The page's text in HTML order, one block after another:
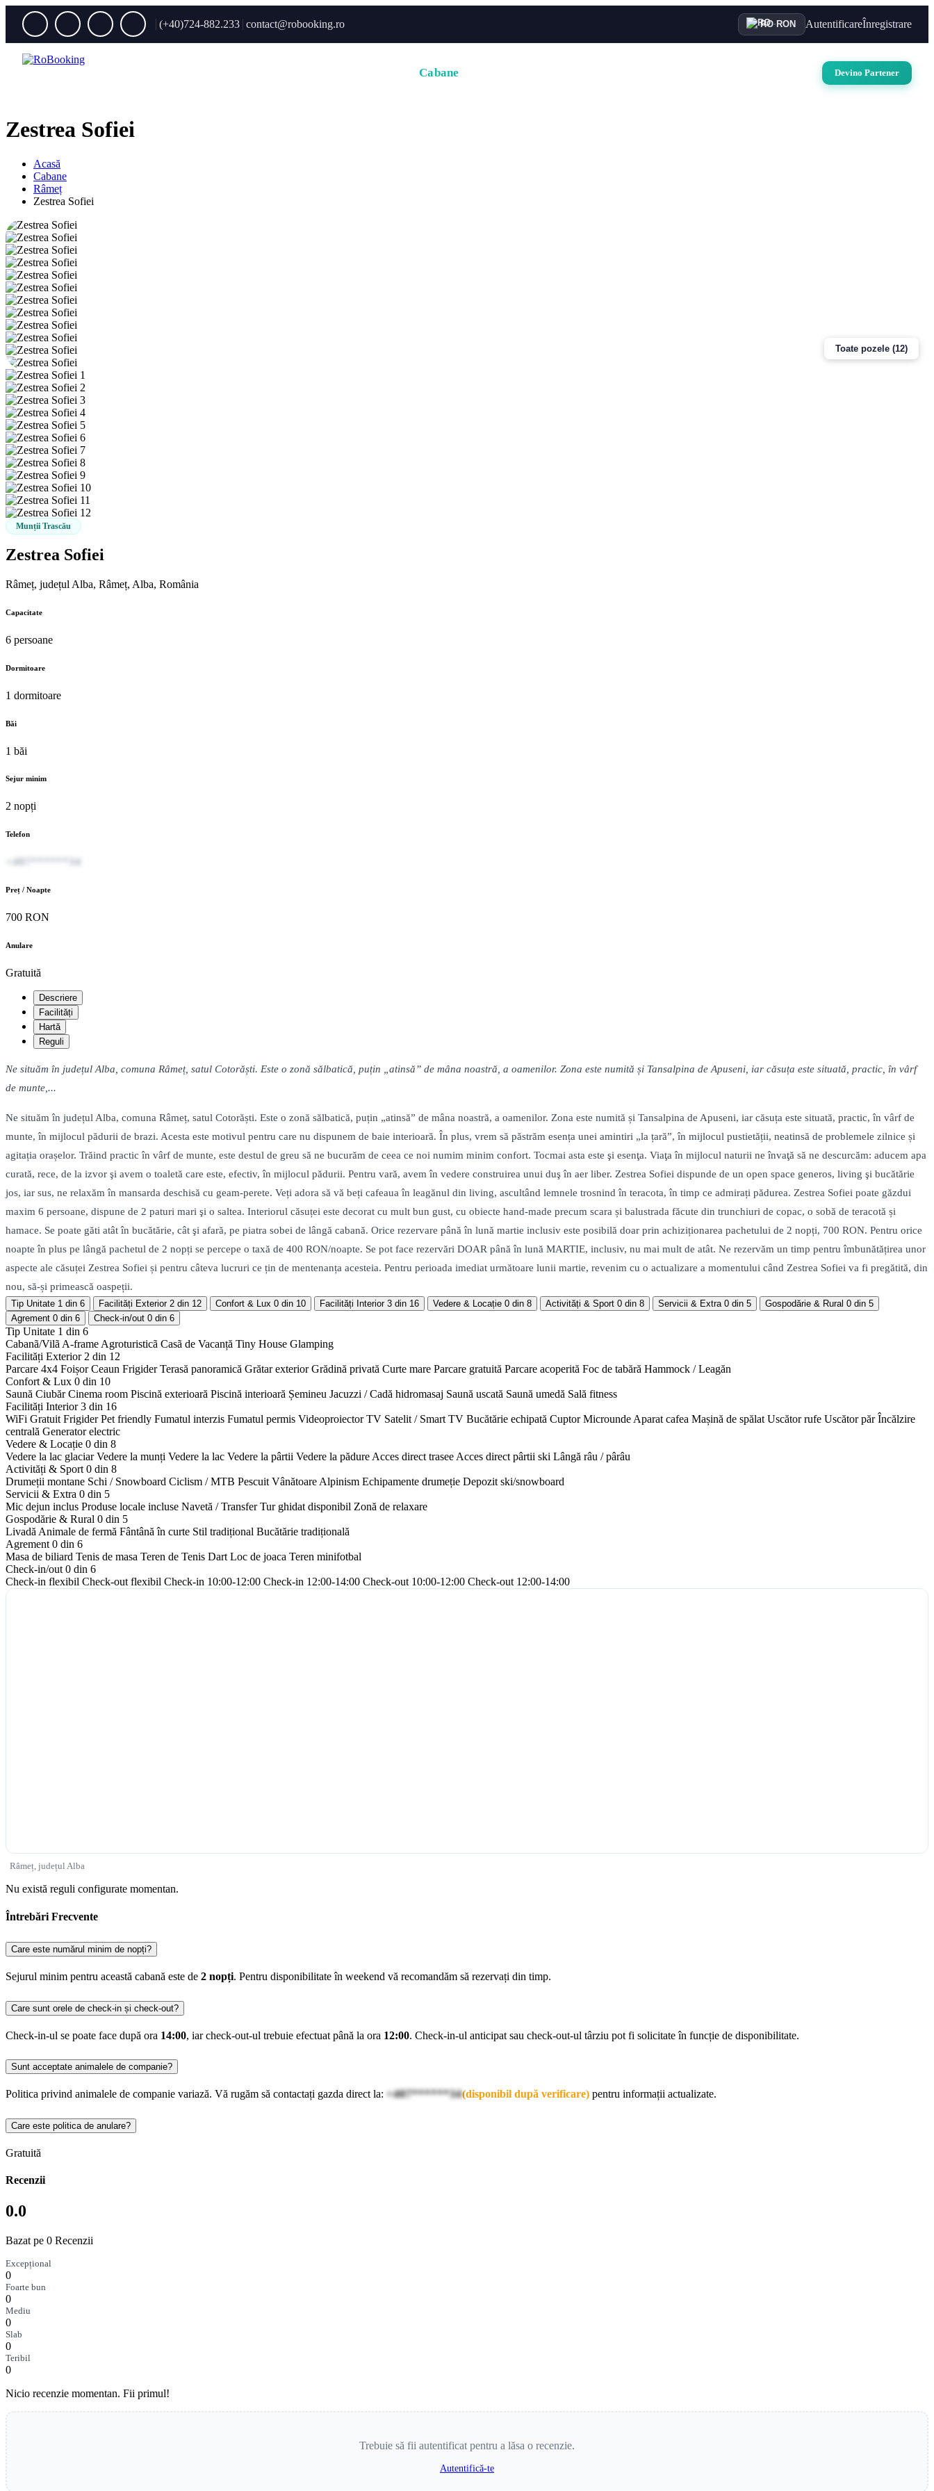
(+40)724-882.233 contact@robooking.ro RO· RON AutentificareÎnregistrare
Cabane Devino Partener
Zestrea Sofiei
Acasă
Cabane
Râmeț
Zestrea Sofiei
Toate pozele (12)
Munții Trascău
Zestrea Sofiei
Râmeț, județul Alba, Râmeț, Alba, România
Capacitate
6 persoane
Dormitoare
1 dormitoare
Băi
1 băi
Sejur minim
2 nopți
Telefon
+407******34
Preț / Noapte
700 RON
Anulare
Gratuită
Descriere
Facilități
Hartă
Reguli
Ne situăm în județul Alba, comuna Râmeț, satul Cotorăști. Este o zonă sălbatică, puțin „atinsă” de mâna noastră, a oamenilor. Zona este numită și Tansalpina de Apuseni, iar căsuța este situată, practic, în vârf
de munte,...
Ne situăm în județul Alba, comuna Râmeț, satul Cotorăști. Este o zonă sălbatică, puțin „atinsă” de mâna noastră, a oamenilor. Zona este numită și Tansalpina de Apuseni, iar căsuța este situată, practic, în vârf de
munte, în mijlocul pădurii de brazi. Acesta este motivul pentru care nu dispunem de baie interioară. În plus, vrem să păstrăm esența unei amintiri „la țară”, în mijlocul pustietății, neatinsă de problemele zilnice și
agitația orașelor. Trăind practic în vârf de munte, este destul de greu să ne bucurăm de ceea ce noi numim minim confort. Tocmai asta este şi esenţa. Viaţa în mijlocul naturii ne învaţă să ne descurcăm: aducem apa
curată, rece, de la izvor şi avem o toaletă care este, efectiv, în mijlocul pădurii. Pentru vară, avem în vedere construirea unui duş în aer liber. Zestrea Sofiei dispunde de un open space generos, living şi bucătărie
jos, iar sus, ne relaxăm în mansarda deschisă cu geam-perete. Veți adora să vă beți cafeaua în leagănul din living, ascultând lemnele trosnind în teracota, în timp ce admirați pădurea. Zestrea Sofiei poate găzdui
maxim 6 persoane, dispune de 2 paturi mari şi o saltea. Interiorul căsuței este decorat cu mult bun gust, cu obiecte hand-made precum scara și balustrada făcute din trunchiuri de copac, o sobă de teracotă și
hamace. Se poate găti atât în bucătărie, cât şi afară, pe piatra sobei de lângă cabană. Orice rezervare până în lună martie inclusiv este posibilă doar prin achiziționarea pachetului de 2 nopți, 700 RON. Pentru orice
noapte în plus pe lângă pachetul de 2 nopți se percepe o taxă de 400 RON/noapte. Se pot face rezervări DOAR până în lună MARTIE, inclusiv, nu mai mult de atât. Ne rezervăm un timp pentru îmbunătățirea unor
aspecte ale căsuței Zestrea Sofiei și pentru câteva lucruri ce țin de mentenanța acesteia. Pentru perioada imediat următoare lunii martie, revenim cu o actualizare a momentului când Zestrea Sofiei va fi pregătită, din
nou, să-și primească oaspeții.
Tip Unitate 1 din 6 Facilități Exterior 2 din 12 Confort & Lux 0 din 10 Facilități Interior 3 din 16 Vedere & Locație 0 din 8 Activități & Sport 0 din 8 Servicii & Extra 0 din 5 Gospodărie & Rural 0 din 5
Agrement 0 din 6 Check-in/out 0 din 6
Tip Unitate 1 din 6
Cabanã/Vilã A-frame Agroturisticã Casã de Vacanță Tiny House Glamping
Facilități Exterior 2 din 12
Parcare 4x4 Foișor Ceaun Frigider Terasă panoramică Grătar exterior Grădină privată Curte mare Parcare gratuită Parcare acoperită Foc de tabără Hammock / Leagăn
Confort & Lux 0 din 10
Saună Ciubăr Cinema room Piscină exterioară Piscină interioară Șemineu Jacuzzi / Cadă hidromasaj Saună uscată Saună umedă Sală fitness
Facilități Interior3 din 16
WiFi Gratuit Frigider Pet friendly Fumatul interzis Fumatul permis Videoproiector TV Satelit / Smart TV Bucătărie echipată Cuptor Microunde Aparat cafea Mașină de spălat Uscător rufe Uscător păr Încălzire
centrală Generator electric
Vedere & Locație 0 din 8
Vedere la lac glaciar Vedere la munți Vedere la lac Vedere la pârtii Vedere la pădure Acces direct trasee Acces direct pârtii ski Lângă râu / pârâu
Activități & Sport 0 din 8
Drumeții montane Schi / Snowboard Ciclism / MTB Pescuit Vânătoare Alpinism Echipamente drumeție Depozit ski/snowboard
Servicii & Extra 0 din 5
Mic dejun inclus Produse locale incluse Navetă / Transfer Tur ghidat disponibil Zonă de relaxare
Gospodărie & Rural 0 din 5
Livadă Animale de fermă Fântână în curte Stil tradițional Bucătărie tradițională
Agrement 0 din 6
Masa de biliard Tenis de masa Teren de Tenis Dart Loc de joaca Teren minifotbal
Check-in/out 0 din 6
Check-in flexibil Check-out flexibil Check-in 10:00-12:00 Check-in 12:00-14:00 Check-out 10:00-12:00 Check-out 12:00-14:00
Râmeț, județul Alba
Nu există reguli configurate momentan.
Întrebări Frecvente
Care este numărul minim de nopți?
Sejurul minim pentru această cabană este de 2 nopți. Pentru disponibilitate în weekend vă recomandăm să rezervați din timp.
Care sunt orele de check-in și check-out?
Check-in-ul se poate face după ora 14:00, iar check-out-ul trebuie efectuat până la ora 12:00. Check-in-ul anticipat sau check-out-ul târziu pot fi solicitate în funcție de disponibilitate.
Sunt acceptate animalele de companie?
Politica privind animalele de companie variază. Vă rugăm să contactați gazda direct la: +407******34(disponibil după verificare) pentru informații actualizate.
Care este politica de anulare?
Gratuită
Recenzii
0.0
Bazat pe 0 Recenzii
Excepțional
0
Foarte bun
0
Mediu
0
Slab
0
Teribil
0
Nicio recenzie momentan. Fii primul!
Trebuie să fii autentificat pentru a lăsa o recenzie.
Autentifică-te